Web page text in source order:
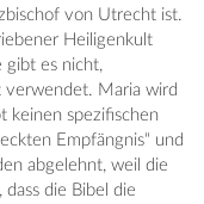
von Utrecht ist.
Heiligenkult
gibt es nicht,
verwendet. Maria wird
keinen spezifischen
Empfängnis“ und
abgelehnt, weil die
die Bibel die